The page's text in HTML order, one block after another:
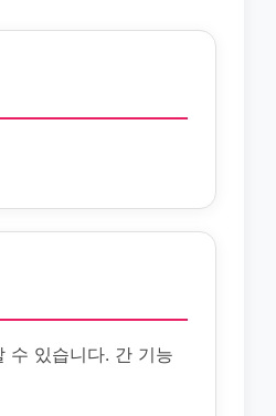
수 있습니다. 간 기능